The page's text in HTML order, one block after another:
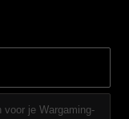
voor je Wargaming-